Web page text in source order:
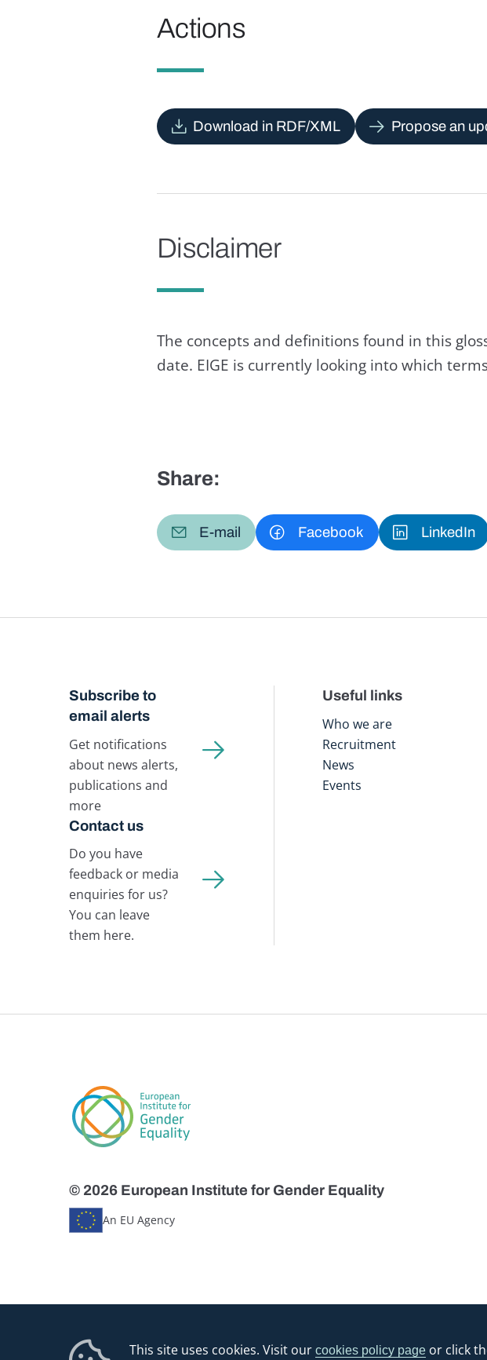
This site uses cookies. Visit ourcookies policy page or click
Actions
Download in RDF/XML Propose an
Disclaimer
The concepts and definitions found in this
date. EIGE is currently looking into which
Share:
E-mail Facebook LinkedIn
Subscribe to
email alerts
Get notifications
about news alerts,
publications and
more
Contact us
Do you have
feedback or media
enquiries for us?
You can leave
them here.
Useful links
Who we are
Recruitment
News
Events
© 2026 European Institute for Gender Equality
An EU Agency